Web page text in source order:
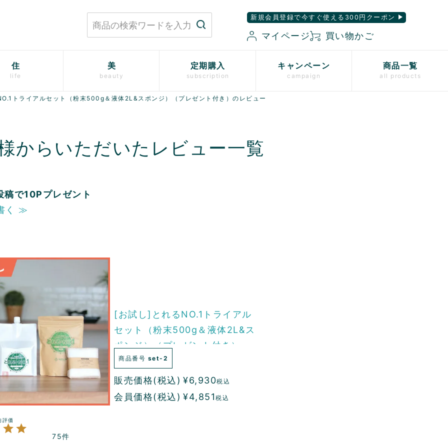
新規会員登録で今すぐ使える300円クーポン
マイページ 買い物かご
住
life
美
beauty
定期購入
subscription
キャンペーン
campaign
商品一覧
all products
トライアルセット（粉末500g＆液体2L&スポンジ）（プレゼント付き）のレビュー
からいただいたレビュー一覧
で10Pプレゼント
く ≫
[お試し]とれるNO.1トライアル
セット（粉末500g＆液体2L&ス
ポンジ）（プレゼント付き）
商品番号 set-2
販売価格(税込) ¥6,930税込
会員価格(税込) ¥4,851 税込
75